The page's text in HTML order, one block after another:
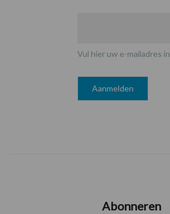
Vul hier uw e-mailadres in
Abonneren